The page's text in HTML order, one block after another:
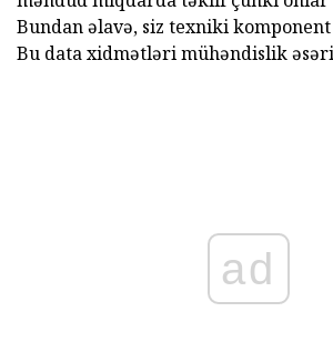
Bundan əlavə, siz texniki
Bu data xidmətləri mühəndislik
ad